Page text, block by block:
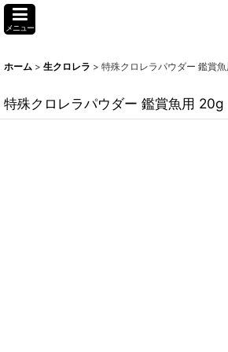
メニュー
ホーム > 生クロレラ > 特殊クロレラパウダー 鑑賞
特殊クロレラパウダー 鑑賞魚用 20g